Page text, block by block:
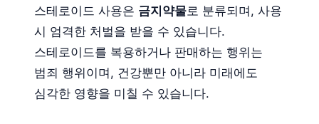
스테로이드 사용은 금지약물로 분류되며, 사용
시 엄격한 처벌을 받을 수 있습니다.
스테로이드를 복용하거나 판매하는 행위는
범죄 행위이며, 건강뿐만 아니라 미래에도
심각한 영향을 미칠 수 있습니다.